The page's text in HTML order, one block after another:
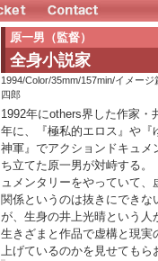
原一男（監督）
全身小説家
1994/Color/35mm/157min/イメー
四郎
1992年にothers界した作家・
年に、『極私的エロス』や『
神軍』でアクションドキュメ
ち立てた原一男が対峙する。
ュメンタリーをやっていて、
関係というのは抜きにできな
が、生身の井上光晴という人
生きざまと作品で虚構と現実
上げているのかを見せてもら